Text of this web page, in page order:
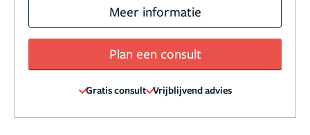
Meer informatie
Plan een consult
Gratis consult Vrijblijvend advies